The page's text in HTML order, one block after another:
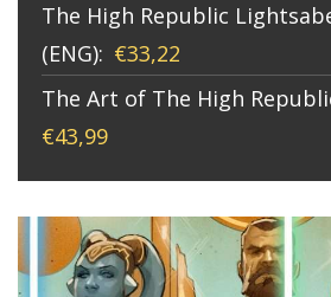
The High Republic
(ENG): €33,22
The Art of The High
€43,99